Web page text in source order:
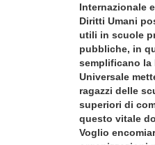
Internazionale
Diritti Umani
utili in scuole
pubbliche, in
semplificano la
Universale
ragazzi delle
superiori di
questo vitale
Voglio